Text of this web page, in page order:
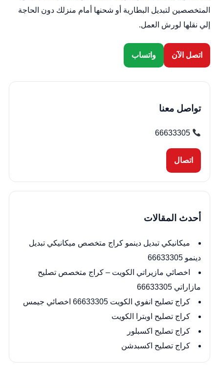
المتخصصين لتبديل البطارية أو شحنها أمام منزلك دون الحاجة
إلي نقلها لورش العمل.
اتصل الآن واتساب
تواصل معنا
66633305
اتصال
أحدث المقالات
ميكانيكي تبديل دينمو كراج متخصص ميكانيكي تبديل
دينمو 66633305
اخصائي مازيراتي الكويت – كراج متخصص تصليح
مازاراتي 66633305
كراج تصليح انفوي الكويت 66633305 اخصائي جيمس
كراج تصليح اوبترا الكويت
كراج تصليح اكسبلور
كراج تصليح اكسبدشن